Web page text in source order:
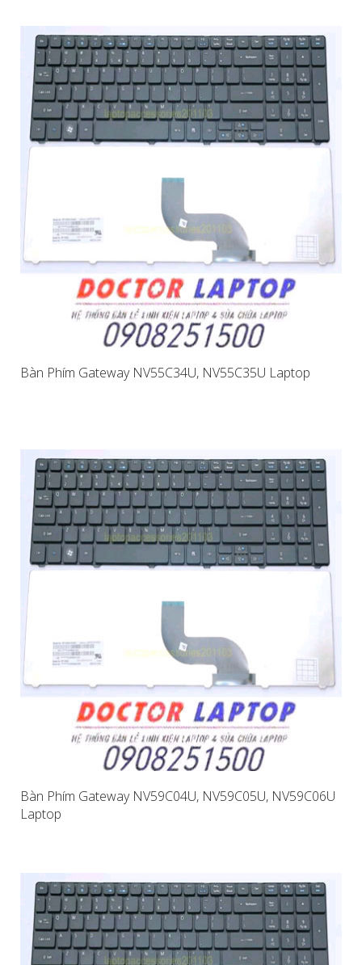
Bàn Phím Gateway NV55C34U, NV55C35U Laptop
Bàn Phím Gateway NV59C04U, NV59C05U, NV59C06U
Laptop